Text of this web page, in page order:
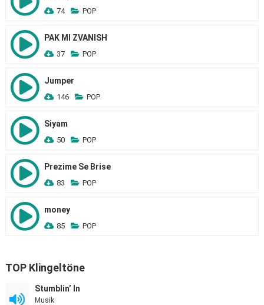
74 POP
PAK MI ZVANISH
37 POP
Jumper
146 POP
Siyam
50 POP
Prezime Se Brise
83 POP
money
85 POP
TOP Klingeltöne
Stumblin’ In
Musik